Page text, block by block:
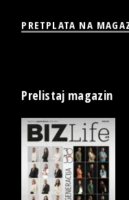
PRETPLATA NA
Prelistaj magazin